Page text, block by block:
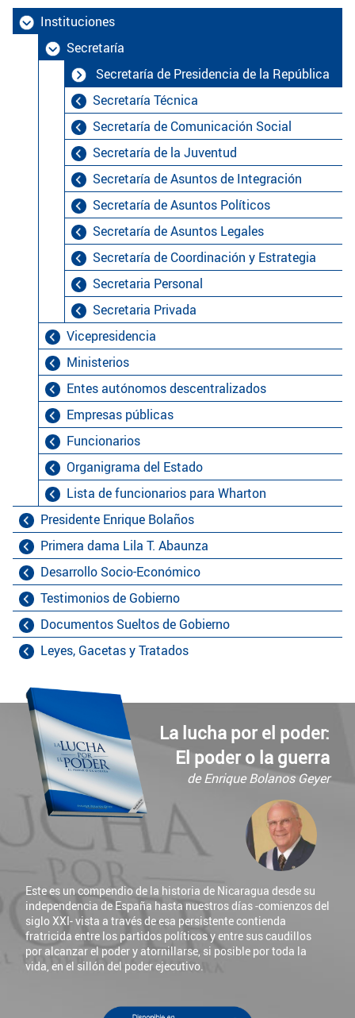
Instituciones
Vicepresidencia
Ministerios
Secretaría
Secretaría de Presidencia de la República
Secretaría Técnica
Secretaría de Comunicación Social
Secretaría de la Juventud
Secretaría de Asuntos de Integración
Secretaría de Asuntos Políticos
Secretaría de Asuntos Legales
Secretaría de Coordinación y Estrategia
Secretaria Personal
Secretaria Privada
Entes autónomos descentralizados
Empresas públicas
Funcionarios
Organigrama del Estado
Lista de funcionarios para Wharton
Presidente Enrique Bolaños
Primera dama Lila T. Abaunza
Desarrollo Socio-Económico
Testimonios de Gobierno
Documentos Sueltos de Gobierno
Leyes, Gacetas y Tratados
La lucha por el poder:
El poder o la guerra
de Enrique Bolanos Geyer
Este es un compendio de la historia de Nicaragua desde su
independencia de España hasta nuestros días -comienzos del
siglo XXI- vista a través de esa persistente contienda
fratricida entre los partidos políticos y entre sus caudillos
por alcanzar el poder y atornillarse, si posible por toda la
vida, en el sillón del poder ejecutivo.